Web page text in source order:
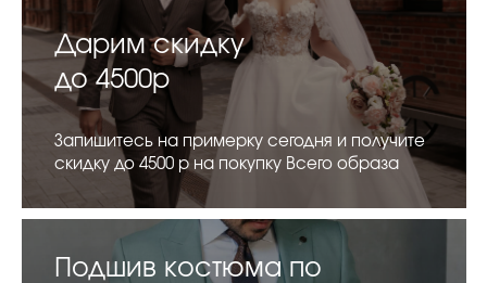
Дарим скидку
до 4500р
Запишитесь на примерку сегодня и получите
скидку до 4500 р на покупку Всего образа
Подшив костюма по